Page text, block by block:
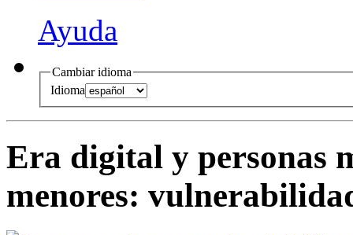
Ayuda
Cambiar idioma
Idioma
Era digital y personas
menores: